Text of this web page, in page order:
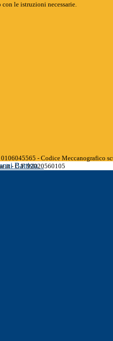
le istruzioni necessarie.
Battista
- Codice Meccanografico
- C.F. 92020560105